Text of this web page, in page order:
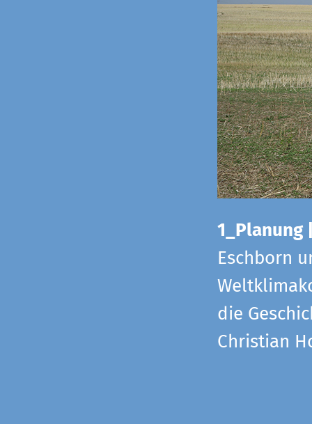
1_Planung
Eschborn
die
Christian